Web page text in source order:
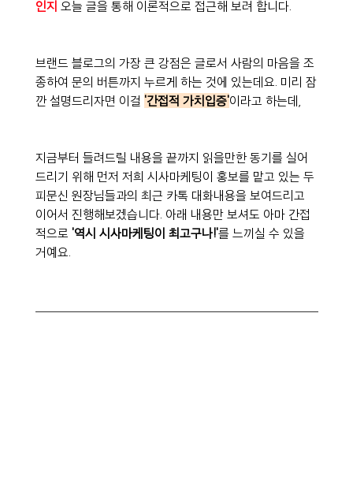
인지 오늘 글을 통해 이론적으로 접근해 보려 합니다.
브랜드 블로그의 가장 큰 강점은 글로서 사람의 마음을 조
종하여 문의 버튼까지 누르게 하는 것에 있는데요. 미리 잠
깐 설명드리자면 이걸 '간접적 가치입증'이라고 하는데,
지금부터 들려드릴 내용을 끝까지 읽을만한 동기를 실어
드리기 위해 먼저 저희 시사마케팅이 홍보를 맡고 있는 두
피문신 원장님들과의 최근 카톡 대화내용을 보여드리고
이어서 진행해보겠습니다. 아래 내용만 보셔도 아마 간접
적으로 '역시 시사마케팅이 최고구나!'를 느끼실 수 있을
거예요.